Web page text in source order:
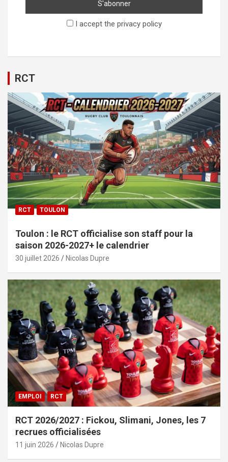
I accept the privacy policy
RCT
RCT TOULON
Toulon : le RCT officialise son staff pour la
saison 2026-2027+ le calendrier
30 juillet 2026 Nicolas Dupre
EMPLOI RCT
RCT 2026/2027 : Fickou, Slimani, Jones, les 7
recrues officialisées
11 juin 2026 Nicolas Dupre